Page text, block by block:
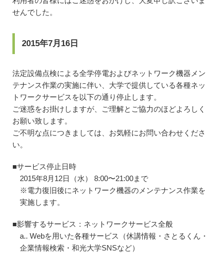
せんでした。
2015年7月16日
法定設備点検による全学停電およびネットワーク機器メン
テナンス作業の実施に伴い、大学で提供している各種ネッ
トワークサービスを以下の通り停止します。
ご迷惑をお掛けしますが、ご理解とご協力のほどよろしく
お願い致します。
ご不明な点につきましては、お気軽にお問い合わせくださ
い。
■サービス停止日時
2015年8月12日（水） 8:00〜21:00まで
※電力復旧後にネットワーク機器のメンテナンス作業を
実施します。
■影響するサービス：ネットワークサービス全般
a.. Webを用いた各種サービス（休講情報・さとるくん・
企業情報検索・和光大学SNSなど）